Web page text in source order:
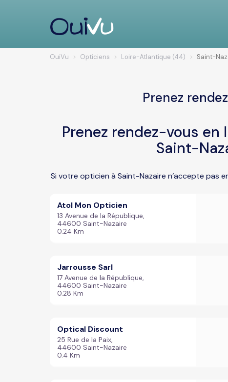
OuiVu Opticiens Loire-Atlantique (44) Saint-
Prenez
Prenez rendez-vous
Saint-
Si votre opticien à Saint-Nazaire n’accepte pas
Atol Mon Opticien
13 Avenue de la République,
44600 Saint-Nazaire
0.24 Km
Jarrousse Sarl
17 Avenue de la République,
44600 Saint-Nazaire
0.28 Km
Optical Discount
25 Rue de la Paix,
44600 Saint-Nazaire
0.4 Km